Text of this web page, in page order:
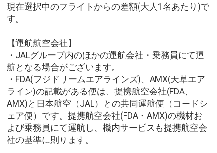
現在選択中のフライトからの差額(大人1名あたり)で
す。
【運航航空会社】
・JALグループ内のほかの運航会社・乗務員にて運
航となる場合がございます。
・FDA(フジドリームエアラインズ)、AMX(天草エア
ライン)の記載がある便は、提携航空会社(FDA、
AMX)と日本航空（JAL）との共同運航便（コードシ
ェア便）です。提携航空会社(FDA・AMX)の機材お
よび乗務員にて運航し、機内サービスも提携航空会
社の基準に則ります。